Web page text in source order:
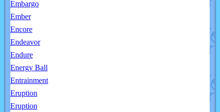
Embargo
Ember
Encore
Endeavor
Endure
Energy Ball
Entrainment
Eruption
Eruption